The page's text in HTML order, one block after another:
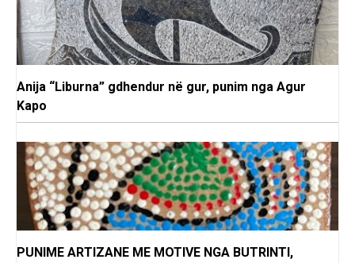
Anija “Liburna” gdhendur në gur, punim nga Agur
Kapo
PUNIME ARTIZANE ME MOTIVE NGA BUTRINTI,